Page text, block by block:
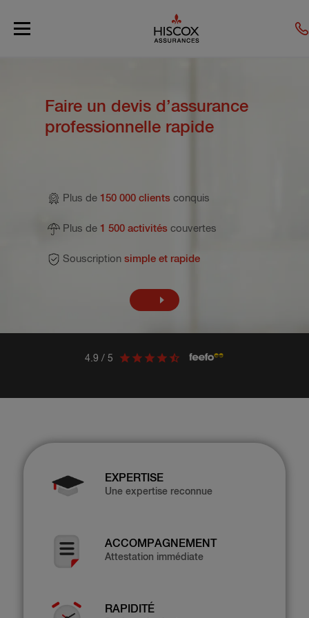
Faire un devis d’assurance
professionnelle rapide
Plus de 150 000 clients conquis
Plus de 1 500 activités couvertes
Souscription simple et rapide
4.9 / 5
EXPERTISE
Une expertise reconnue
ACCOMPAGNEMENT
Attestation immédiate
RAPIDITÉ